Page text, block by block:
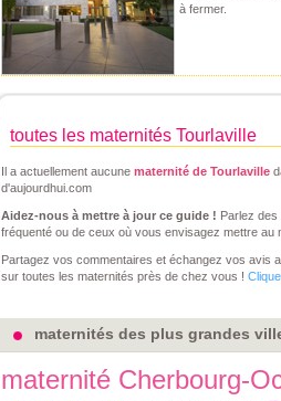
à fermer.
toutes les maternités Tourlaville
Il a actuellement aucune maternité de Tourlaville
d'aujourdhui.com
Aidez-nous à mettre à jour ce guide ! Parlez
fréquenté ou de ceux où vous envisagez mettre au
Partagez vos commentaires et échangez vos avis
sur toutes les maternités près de chez vous !
maternités des plus grandes
maternité Cherbourg-